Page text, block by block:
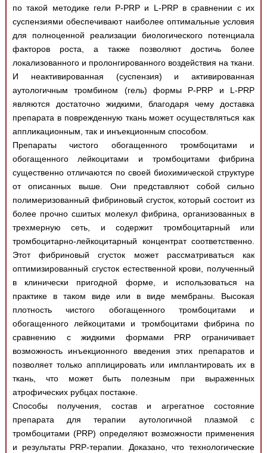
по такой методике гели P-PRP и L-PRP в сравнении с их
суспензиями обеспечивают наиболее оптимальные условия
для полноценной реализации биологического потенциала
факторов роста, а также позволяют достичь более
локализованного и пролонгированного воздействия на ткани.
И неактивированная (суспензия) и активированная
аутологичным тромбином (гель) формы P-PRP и L-PRP
являются достаточно жидкими, благодаря чему доставка
препарата в поврежденную ткань может осуществляться как
аппликационным, так и инъекционным способом.
Препараты чистого обогащенного тромбоцитами и
обогащенного лейкоцитами и тромбоцитами фибрина
существенно отличаются по своей биохимической структуре
от описанных выше. Они представляют собой сильно
полимеризованный фибриновый сгусток, который состоит из
более прочно сшитых молекул фибрина, организованных в
трехмерную сеть, и содержит тромбоцитарный или
тромбоцитарно-лейкоцитарный концентрат соответственно.
Этот фибриновый сгусток может рассматриваться как
оптимизированный сгусток естественной крови, полученный
в клинически пригодной форме, и использоваться на
практике в таком виде или в виде мембраны. Высокая
плотность чистого обогащенного тромбоцитами и
обогащенного лейкоцитами и тромбоцитами фибрина по
сравнению с жидкими формами PRP ограничивает
возможность инъекционного введения этих препаратов и
позволяет только апплицировать или имплантировать их в
ткань, что может быть полезным при выраженных
атрофических рубцах постакне.
Способы получения, состав и агрегатное состояние
препарата для терапии аутологичной плазмой с
тромбоцитами (PRP) определяют возможности применения
и результаты PRP-терапии. Доказано, что технологические